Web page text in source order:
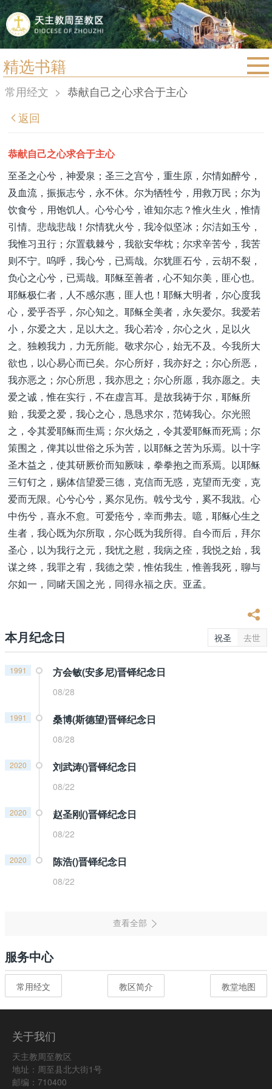
精选书籍
首页
宗教法规
教区简介
信仰文萃
教会圣月
常用经文 > 恭献自己之心求合于主心
返回
恭献自己之心求合于主心
至圣之心兮，神爱泉；圣三之宫兮，重生原，尔情如醉兮，
及血流，振振志兮，永不休。尔为牺牲兮，用救万民；尔为
饮食兮，用饱饥人。心兮心兮，谁知尔志？惟火生火，惟情
引情。悲哉悲哉！尔情犹火兮，我冷似坚冰；尔洁如玉兮，
我惟习丑行；尔置载棘兮，我欲安华枕；尔求辛苦兮，我苦
则不宁。呜呼，我心兮，已焉哉。尔犹匪石兮，云胡不裂，
负心之心兮，已焉哉。耶稣至善者，心不知尔美，匪心也。
耶稣极仁者，人不感尔惠，匪人也！耶稣大明者，尔心度我
心，爱乎否乎，尔心知之。耶稣全美者，永矢爱尔。我爱若
小，尔爱之大，足以大之。我心若冷，尔心之火，足以火
之。独赖我力，力无所能。敬求尔心，始无不及。今我所大
欲也，以心易心而已矣。尔心所好，我亦好之；尔心所恶，
我亦恶之；尔心所思，我亦思之；尔心所愿，我亦愿之。夫
爱之诚，惟在实行，不在虚言耳。是故我祷于尔，耶稣所
贻，我爱之爱，我心之心，恳恳求尔，范铸我心。尔光照
之，令其爱耶稣而生焉；尔火炀之，令其爱耶稣而死焉；尔
策围之，俾其以世俗之乐为苦，以耶稣之苦为乐焉。以十字
圣木益之，使其研厥价而知厥味，拳拳抱之而系焉。以耶稣
三钉钉之，赐体信望爱三德，克信而无惑，克望而无变，克
爱而无限。心兮心兮，奚尔见伤。戟兮戈兮，奚不我戕。心
中伤兮，喜永不愈。可爱疮兮，幸而弗去。噫，耶稣心生之
生者，我心既为尔所取，尔心既为我所得。自今而后，拜尔
圣心，以为我行之元，我忧之慰，我病之痊，我悦之始，我
谋之终，我罪之宥，我德之荣，惟佑我生，惟善我死，聊与
尔如一，同睹天国之光，同得永福之庆。亚孟。
本月纪念日 祝圣 去世
1991 方会敏(安多尼)晋铎纪念日
08/28
1991 桑博(斯德望)晋铎纪念日
08/28
2020 刘武涛()晋铎纪念日
08/22
2020 赵圣刚()晋铎纪念日
08/22
2020 陈浩()晋铎纪念日
08/22
服务中心
常用经文 教区简介 教堂地图
关于我们
天主教周至教区
地址：周至县北大街1号
邮编：710400